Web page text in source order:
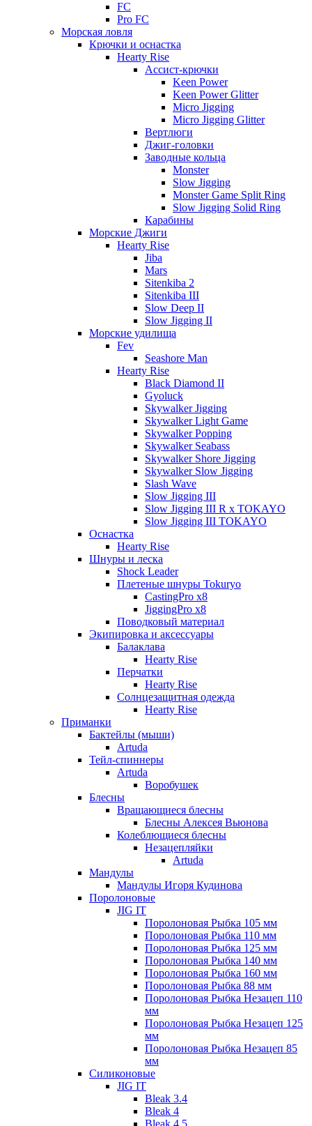
FC
Pro FC
Морская ловля
Крючки и оснастка
Hearty Rise
Ассист-крючки
Keen Power
Keen Power Glitter
Micro Jigging
Micro Jigging Glitter
Вертлюги
Джиг-головки
Заводные кольца
Monster
Slow Jigging
Monster Game Split Ring
Slow Jigging Solid Ring
Карабины
Морские Джиги
Hearty Rise
Jiba
Mars
Sitenkiba 2
Sitenkiba III
Slow Deep II
Slow Jigging II
Морские удилища
Fev
Seashore Man
Hearty Rise
Black Diamond II
Gyoluck
Skywalker Jigging
Skywalker Light Game
Skywalker Popping
Skywalker Seabass
Skywalker Shore Jigging
Skywalker Slow Jigging
Slash Wave
Slow Jigging III
Slow Jigging III R x TOKAYO
Slow Jigging III TOKAYO
Оснастка
Hearty Rise
Шнуры и леска
Shock Leader
Плетеные шнуры Tokuryo
CastingPro x8
JiggingPro x8
Поводковый материал
Экипировка и аксессуары
Балаклава
Hearty Rise
Перчатки
Hearty Rise
Солнцезащитная одежда
Hearty Rise
Приманки
Бактейлы (мыши)
Artuda
Тейл-спиннеры
Artuda
Воробушек
Блесны
Вращающиеся блесны
Блесны Алексея Вьюнова
Колеблющиеся блесны
Незацепляйки
Artuda
Мандулы
Мандулы Игоря Кудинова
Поролоновые
JIG IT
Поролоновая Рыбка 105 мм
Поролоновая Рыбка 110 мм
Поролоновая Рыбка 125 мм
Поролоновая Рыбка 140 мм
Поролоновая Рыбка 160 мм
Поролоновая Рыбка 88 мм
Поролоновая Рыбка Незацеп 110
мм
Поролоновая Рыбка Незацеп 125
мм
Поролоновая Рыбка Незацеп 85
мм
Силиконовые
JIG IT
Bleak 3.4
Bleak 4
Bleak 4.5